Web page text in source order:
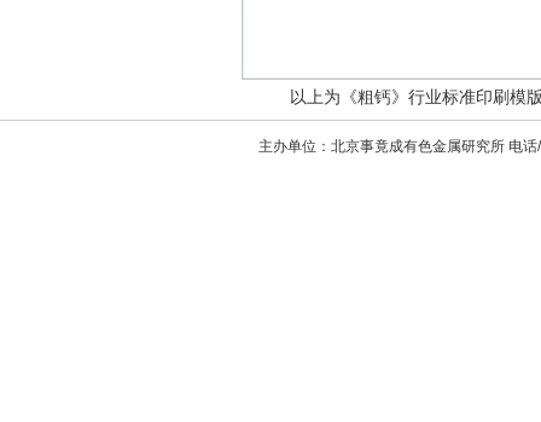
以上为《粗钙》行业标准印刷模
主办单位：北京事竟成有色金属研究所 电